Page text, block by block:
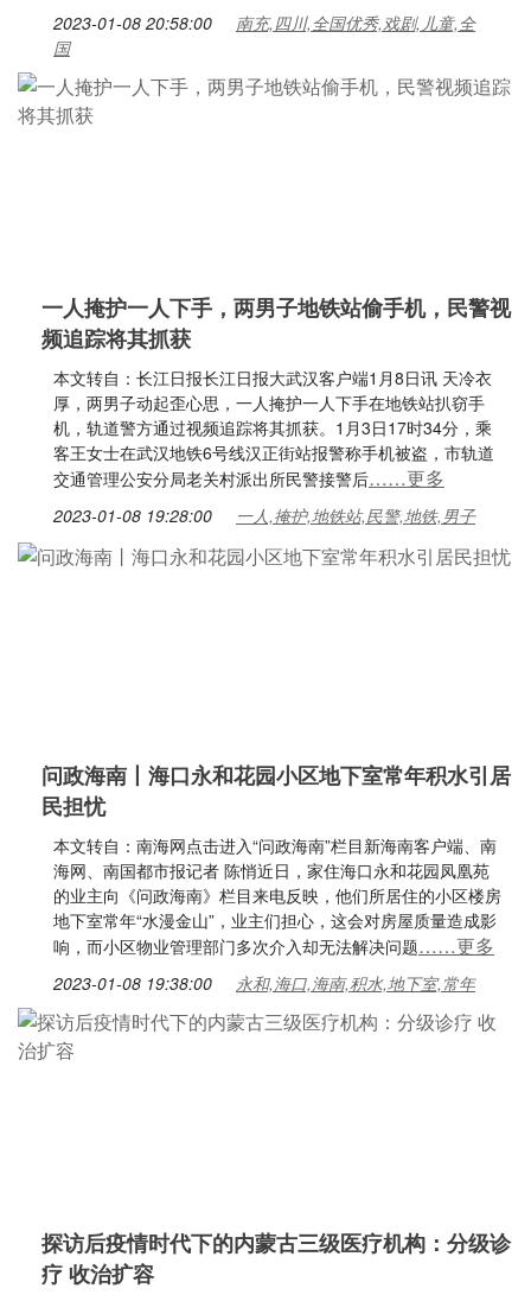
2023-01-08 20:58:00
南充,四川,全国优秀,戏剧,儿童,全
国
一人掩护一人下手，两男子地铁站偷手机，民警视
频追踪将其抓获
本文转自：长江日报长江日报大武汉客户端1月8日讯 天冷衣
厚，两男子动起歪心思，一人掩护一人下手在地铁站扒窃手
机，轨道警方通过视频追踪将其抓获。1月3日17时34分，乘
客王女士在武汉地铁6号线汉正街站报警称手机被盗，市轨道
交通管理公安分局老关村派出所民警接警后……更多
2023-01-08 19:28:00 一人,掩护,地铁站,民警,地铁,男子
问政海南丨海口永和花园小区地下室常年积水引居
民担忧
本文转自：南海网点击进入“问政海南”栏目新海南客户端、南
海网、南国都市报记者 陈悄近日，家住海口永和花园凤凰苑
的业主向《问政海南》栏目来电反映，他们所居住的小区楼房
地下室常年“水漫金山”，业主们担心，这会对房屋质量造成影
响，而小区物业管理部门多次介入却无法解决问题……更多
2023-01-08 19:38:00 永和,海口,海南,积水,地下室,常年
探访后疫情时代下的内蒙古三级医疗机构：分级诊
疗 收治扩容